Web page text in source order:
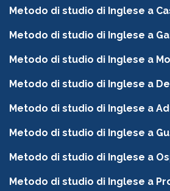
Metodo di studio di Inglese a
Metodo di studio di Inglese a
Metodo di studio di Inglese a
Metodo di studio di Inglese a
Metodo di studio di Inglese a
Metodo di studio di Inglese a
Metodo di studio di Inglese a
Metodo di studio di Inglese a